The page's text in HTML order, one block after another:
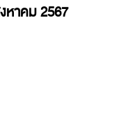
หาคม 2567